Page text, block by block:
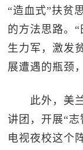
“造血式”扶贫
的方法思路。
生力军，激发
展遭遇的瓶颈
此外，美兰
讲团，开展“
电视夜校这个